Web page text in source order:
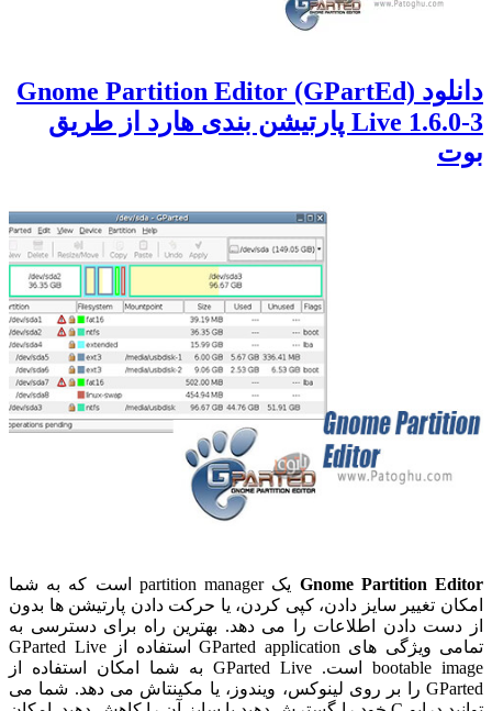
دانلود Gnome Partition Editor (GPartEd)
Live 1.6.0-3 پارتیشن بندی هارد از طریق
بوت
Gnome Partition Editor
یک partition manager است که به شما
امکان تغییر سایز دادن، کپی کردن، یا حرکت دادن پارتیشن ها بدون
از دست دادن اطلاعات را می دهد. بهترین راه برای دسترسی به
تمامی ویژگی های GParted application استفاده از GParted Live
bootable image است. GParted Live به شما امکان استفاده از
GParted را بر روی لینوکس، ویندوز، یا مکینتاش می دهد. شما می